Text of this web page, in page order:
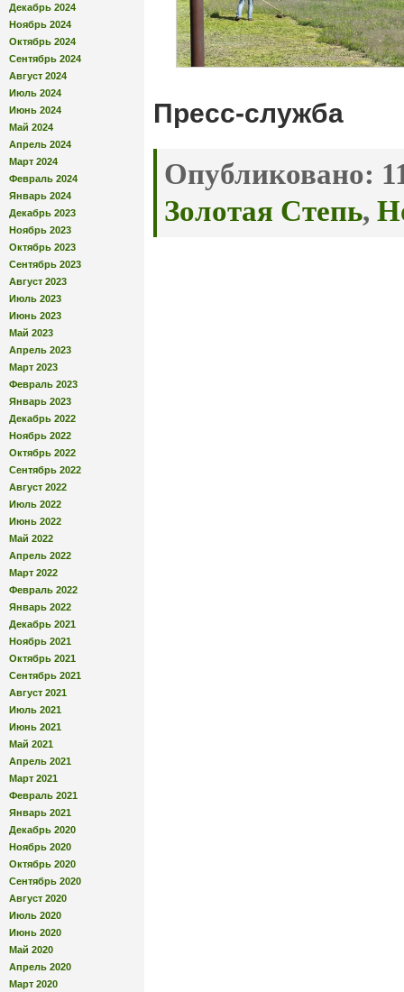
Декабрь 2024
Ноябрь 2024
Октябрь 2024
Сентябрь 2024
Август 2024
Июль 2024
Июнь 2024
Май 2024
Апрель 2024
Март 2024
Февраль 2024
Январь 2024
Декабрь 2023
Ноябрь 2023
Октябрь 2023
Сентябрь 2023
Август 2023
Июль 2023
Июнь 2023
Май 2023
Апрель 2023
Март 2023
Февраль 2023
Январь 2023
Декабрь 2022
Ноябрь 2022
Октябрь 2022
Сентябрь 2022
Август 2022
Июль 2022
Июнь 2022
Май 2022
Апрель 2022
Март 2022
Февраль 2022
Январь 2022
Декабрь 2021
Ноябрь 2021
Октябрь 2021
Сентябрь 2021
Август 2021
Июль 2021
Июнь 2021
Май 2021
Апрель 2021
Март 2021
Февраль 2021
Январь 2021
Декабрь 2020
Ноябрь 2020
Октябрь 2020
Сентябрь 2020
Август 2020
Июль 2020
Июнь 2020
Май 2020
Апрель 2020
Март 2020
Пресс-служба
Опубликовано:
Золотая Степь,